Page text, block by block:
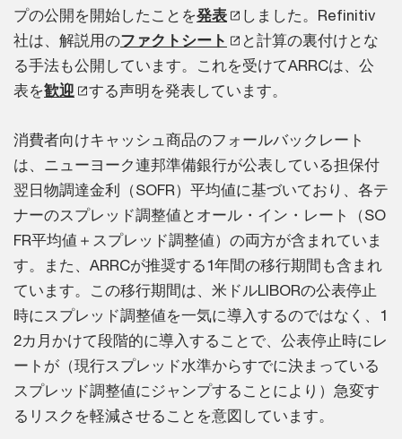
プの公開を開始したことを発表
しました。Refinitiv
社は、解説用のファクトシート
と計算の裏付けとな
る手法も公開しています。これを受けてARRCは、公
表を歓迎 する声明を発表しています。
消費者向けキャッシュ商品のフォールバックレート
は、ニューヨーク連邦準備銀行が公表している担保付
翌日物調達金利（SOFR）平均値に基づいており、各テ
ナーのスプレッド調整値とオール・イン・レート（SO
FR平均値＋スプレッド調整値）の両方が含まれていま
す。また、ARRCが推奨する1年間の移行期間も含まれ
ています。この移行期間は、米ドルLIBORの公表停止
時にスプレッド調整値を一気に導入するのではなく、1
2カ月かけて段階的に導入することで、公表停止時にレ
ートが（現行スプレッド水準からすでに決まっている
スプレッド調整値にジャンプすることにより）急変す
るリスクを軽減させることを意図しています。